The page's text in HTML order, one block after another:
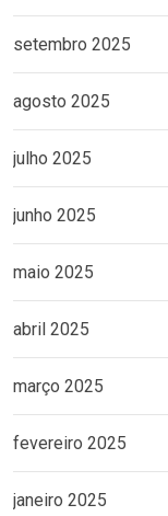
setembro 2025
agosto 2025
julho 2025
junho 2025
maio 2025
abril 2025
março 2025
fevereiro 2025
janeiro 2025